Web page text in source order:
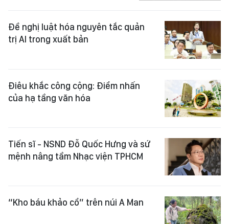
Đề nghị luật hóa nguyên tắc quản
trị AI trong xuất bản
Điêu khắc công cộng: Điểm nhấn
của hạ tầng văn hóa
Tiến sĩ - NSND Đỗ Quốc Hưng và sứ
mệnh nâng tầm Nhạc viện TPHCM
“Kho báu khảo cổ” trên núi A Man